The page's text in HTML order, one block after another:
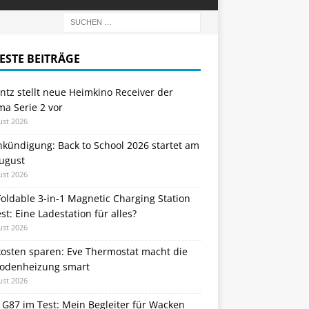
BEITRÄGE
stellt neue Heimkino Receiver der
Serie 2 vor
2026
Back to School 2026 startet am
2026
3-in-1 Magnetic Charging Station
Eine Ladestation für alles?
2026
sparen: Eve Thermostat macht die
smart
2026
im Test: Mein Begleiter für Wacken